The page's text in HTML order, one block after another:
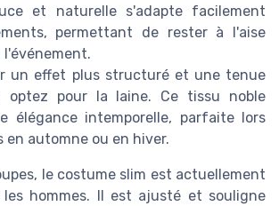
et naturelle s'adapte facilement
permettant de rester à l'aise
un effet plus structuré et une tenue
optez pour la laine. Ce tissu noble
élégance intemporelle, parfaite lors
en automne ou en hiver.
le costume slim est actuellement
hommes. Il est ajusté et souligne